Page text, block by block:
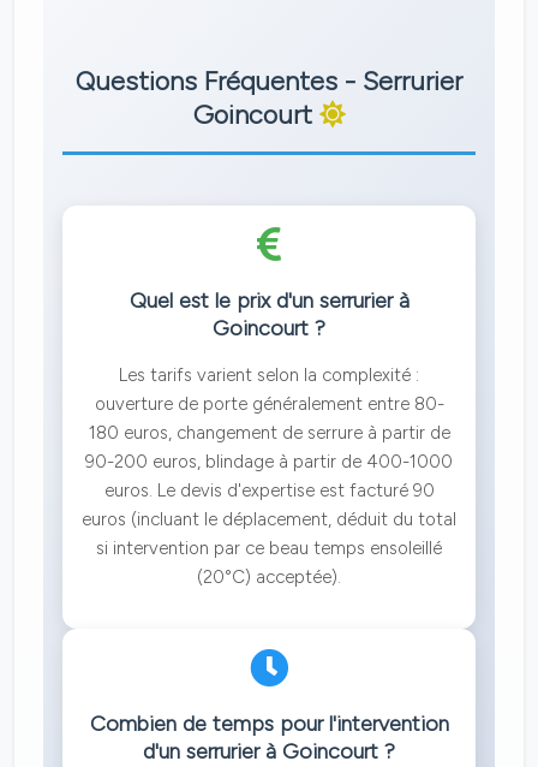
Questions Fréquentes - Serrurier
Goincourt
Quel est le prix d'un serrurier à
Goincourt ?
Les tarifs varient selon la complexité :
ouverture de porte généralement entre 80-
180 euros, changement de serrure à partir de
90-200 euros, blindage à partir de 400-1000
euros. Le devis d'expertise est facturé 90
euros (incluant le déplacement, déduit du total
si intervention par ce beau temps ensoleillé
(20°C) acceptée).
Combien de temps pour l'intervention
d'un serrurier à Goincourt ?